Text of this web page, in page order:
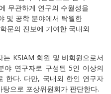
무관하게 연구의 수월성을
및 공학 분야에서 탁월한
문의 진보에 기여한 국내외
KSIAM 회원 및 비회원으로서
야 연구자로 구성된 5인 이상의
한다. 다만, 국내외 한인 연구자
으로 포상위원회가 판단한다.